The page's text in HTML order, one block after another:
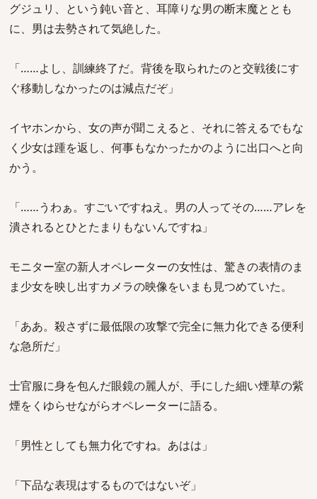
グジュリ、という鈍い音と、耳障りな男の断末魔ととも
に、男は去勢されて気絶した。
「……よし、訓練終了だ。背後を取られたのと交戦後にす
ぐ移動しなかったのは減点だぞ」
イヤホンから、女の声が聞こえると、それに答えるでもな
く少女は踵を返し、何事もなかったかのように出口へと向
かう。
「……うわぁ。すごいですねえ。男の人ってその……アレを
潰されるとひとたまりもないんですね」
モニター室の新人オペレーターの女性は、驚きの表情のま
ま少女を映し出すカメラの映像をいまも見つめていた。
「ああ。殺さずに最低限の攻撃で完全に無力化できる便利
な急所だ」
士官服に身を包んだ眼鏡の麗人が、手にした細い煙草の紫
煙をくゆらせながらオペレーターに語る。
「男性としても無力化ですね。あはは」
「下品な表現はするものではないぞ」